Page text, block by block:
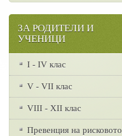
ЗА РОДИТЕЛИ И
УЧЕНИЦИ
I - IV клас
V - VII клас
VІІІ - ХІІ клас
Превенция на рисковото